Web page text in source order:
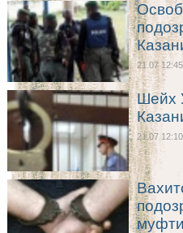
21.07 12:45
Шейх
21.07 12:10